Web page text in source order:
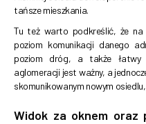
tańsze mieszkania.
Tu też warto podkreślić, że na
poziom komunikacji danego
poziom dróg, a także łatwy
aglomeracji jest ważny, a
skomunikowanym nowym
Widok za oknem oraz